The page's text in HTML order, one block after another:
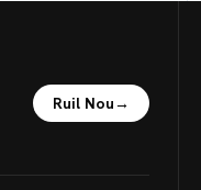
Ruil Nou→